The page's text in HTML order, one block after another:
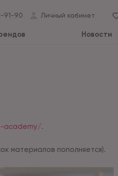
91-90 Личный кабинет
Новости
academy/.
материалов пополняется).